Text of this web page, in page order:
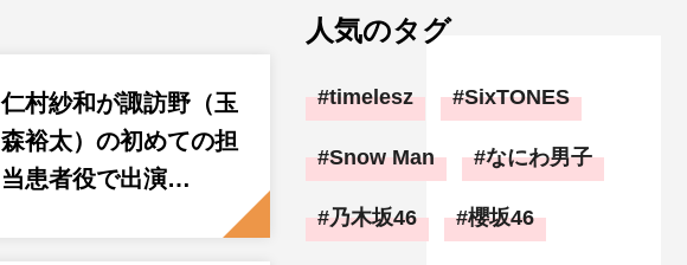
仁村紗和が諏訪野（玉
森裕太）の初めての担
当患者役で出演…
人気のタグ
timelesz SixTONES
Snow Man なにわ男子
乃木坂46 櫻坂46